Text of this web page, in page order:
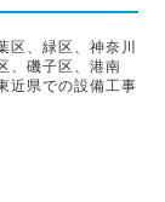
区、緑区、神奈川
、磯子区、港南
近県での設備工事